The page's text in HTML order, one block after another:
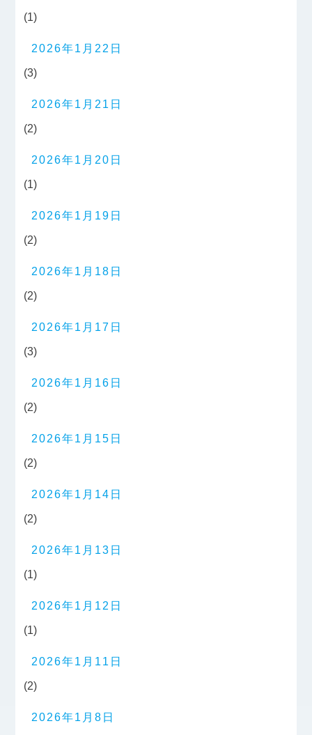
(1)
2026年1月22日
(3)
2026年1月21日
(2)
2026年1月20日
(1)
2026年1月19日
(2)
2026年1月18日
(2)
2026年1月17日
(3)
2026年1月16日
(2)
2026年1月15日
(2)
2026年1月14日
(2)
2026年1月13日
(1)
2026年1月12日
(1)
2026年1月11日
(2)
2026年1月8日